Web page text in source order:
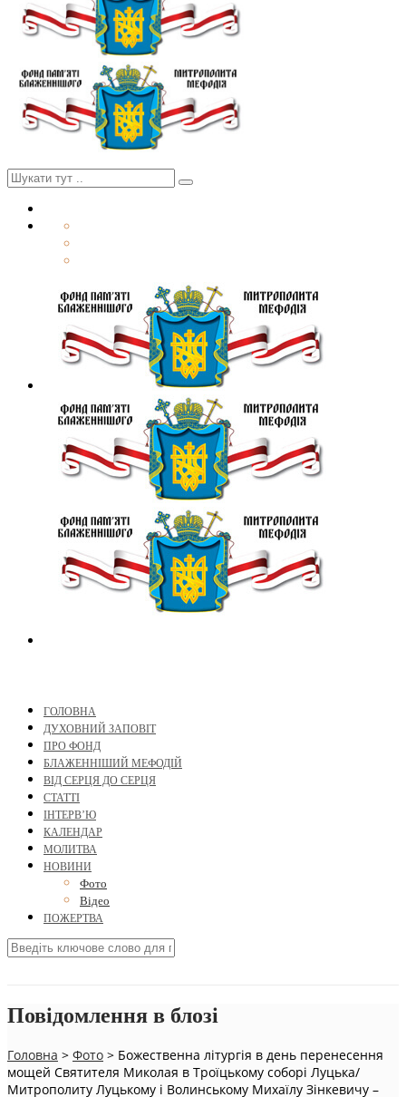
ГОЛОВНА
ДУХОВНИЙ ЗАПОВІТ
ПРО ФОНД
БЛАЖЕННІШИЙ МЕФОДІЙ
ВІД СЕРЦЯ ДО СЕРЦЯ
СТАТТІ
ІНТЕРВ’Ю
КАЛЕНДАР
МОЛИТВА
НОВИНИ
Фото
Відео
ПОЖЕРТВА
Повідомлення в блозі
Головна > Фото > Божественна літургія в день перенесення
мощей Святителя Миколая в Троїцькому соборі Луцька/
Митрополиту Луцькому і Волинському Михаїлу Зінкевичу –